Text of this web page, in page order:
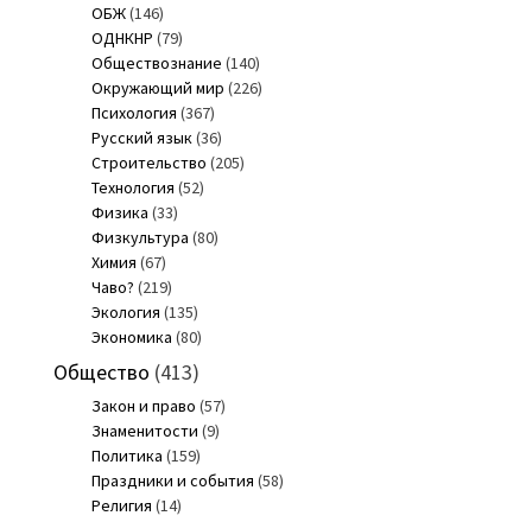
ОБЖ(146)
ОДНКНР (79)
Обществознание (140)
Окружающий мир (226)
Психология (367)
Русский язык (36)
Строительство (205)
Технология (52)
Физика (33)
Физкультура (80)
Химия (67)
Чаво? (219)
Экология (135)
Экономика (80)
Общество (413)
Закон и право (57)
Знаменитости (9)
Политика (159)
Праздники и события (58)
Религия (14)